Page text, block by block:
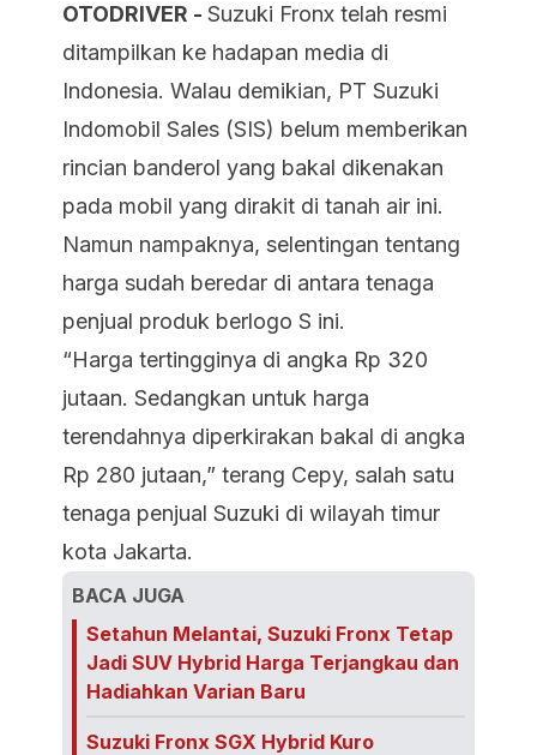
OTODRIVER - Suzuki Fronx telah resmi
ditampilkan ke hadapan media di
Indonesia. Walau demikian, PT Suzuki
Indomobil Sales (SIS) belum memberikan
rincian banderol yang bakal dikenakan
pada mobil yang dirakit di tanah air ini.
Namun nampaknya, selentingan tentang
harga sudah beredar di antara tenaga
penjual produk berlogo S ini.
“Harga tertingginya di angka Rp 320
jutaan. Sedangkan untuk harga
terendahnya diperkirakan bakal di angka
Rp 280 jutaan,” terang Cepy, salah satu
tenaga penjual Suzuki di wilayah timur
kota Jakarta.
BACA JUGA
Setahun Melantai, Suzuki Fronx Tetap
Jadi SUV Hybrid Harga Terjangkau dan
Hadiahkan Varian Baru
Suzuki Fronx SGX Hybrid Kuro